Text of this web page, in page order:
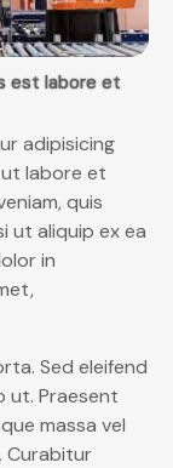
est labore et
adipisicing
labore et
quis
ut aliquip ex ea
in
Sed eleifend
ut. Praesent
massa vel
Curabitur